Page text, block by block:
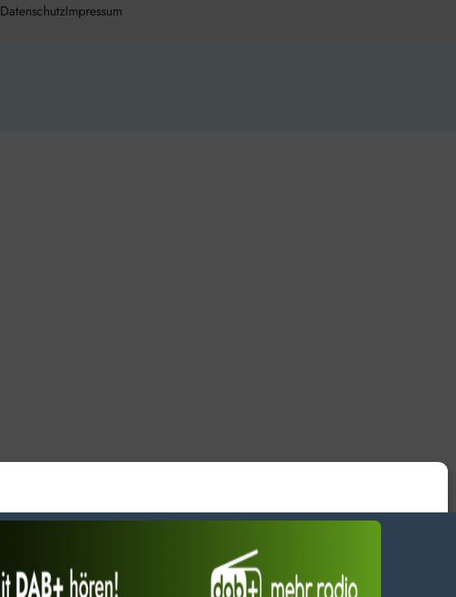
DatenschutzImpressum